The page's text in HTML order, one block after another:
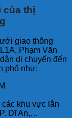
của thị
giao thông
Phạm Văn
di chuyển đến
phố như:
khu vực lân
Dĩ An,…